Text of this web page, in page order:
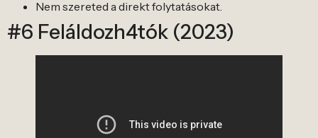
Nem szereted a direkt folytatásokat.
#6 Feláldozh4tók (2023)